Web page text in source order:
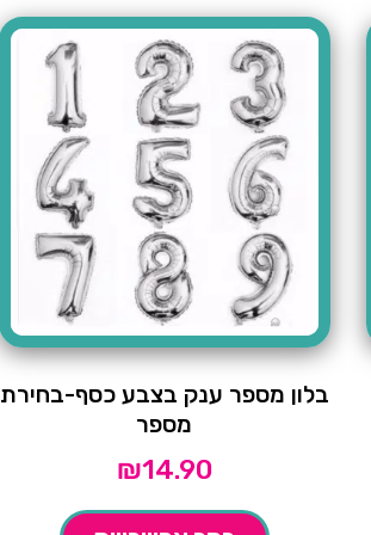
בלון מספר ענק בצבע כסף-בחירת
מספר
₪14.90